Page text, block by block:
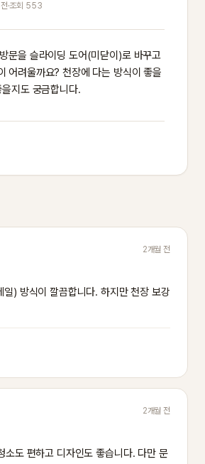
·조회 553
문을 슬라이딩 도어(미닫이)로 바꾸고
어려울까요? 천장에 다는 방식이 좋을
지도 궁금합니다.
2개월 전
) 방식이 깔끔합니다. 하지만 천장 보강
2개월 전
소도 편하고 디자인도 좋습니다. 다만 문